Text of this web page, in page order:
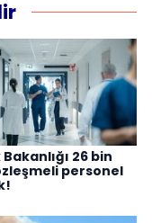
Bakanlığı 26 bin
personel